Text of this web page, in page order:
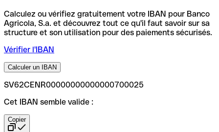
Calculez ou vérifiez gratuitement votre IBAN pour Banco
Agricola, S.a. et découvrez tout ce qu'il faut savoir sur sa
structure et son utilisation pour des paiements sécurisés.
Vérifier l'IBAN
Calculer un IBAN
SV62CENR00000000000000700025
Cet IBAN semble valide :
Copier